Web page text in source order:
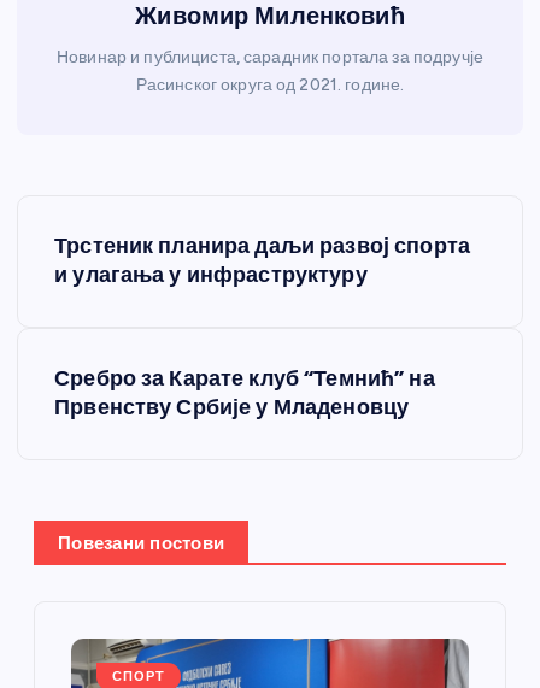
Живомир Миленковић
Новинар и публициста, сарадник портала за подручје
Расинског округа од 2021. године.
њ
е
Трстеник планира даљи развој спорта
и улагања у инфраструктуру
Сребро за Карате клуб “Темнић” на
Првенству Србије у Младеновцу
Повезани постови
СПОРТ